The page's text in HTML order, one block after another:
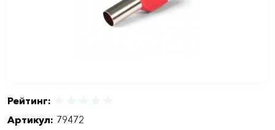
Рейтинг:
Артикул: 79472